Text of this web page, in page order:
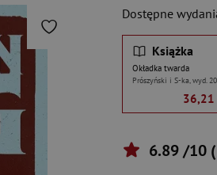
Dostępne
Książka
Okładka twarda
Prószyński i S-ka, wyd.
36,21
6.89 /10